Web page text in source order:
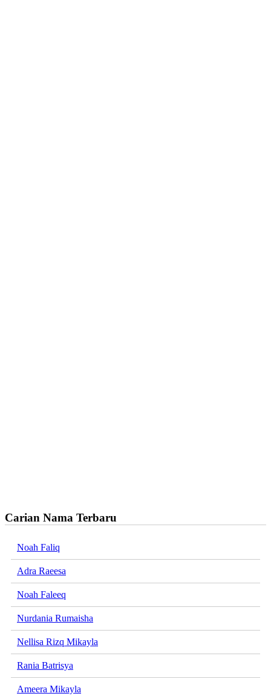
Carian Nama Terbaru
Noah Faliq
Adra Raeesa
Noah Faleeq
Nurdania Rumaisha
Nellisa Rizq Mikayla
Rania Batrisya
Ameera Mikayla